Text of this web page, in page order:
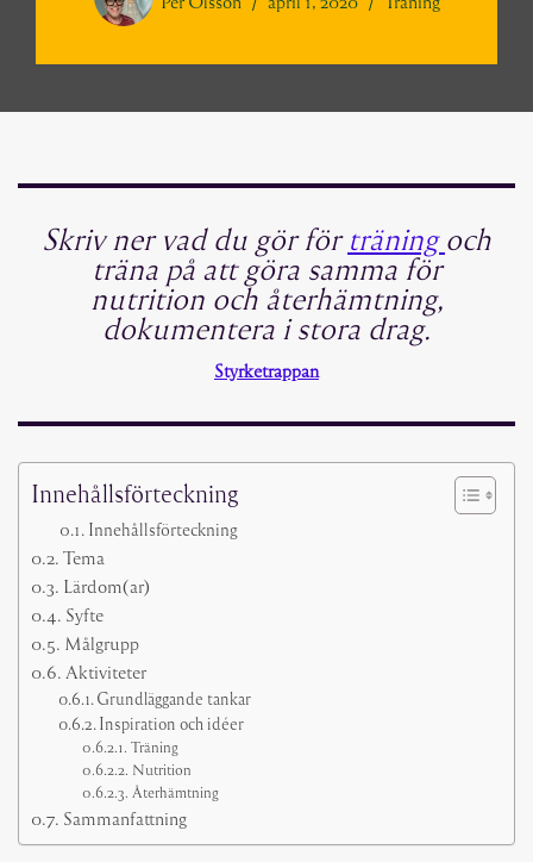
Skriv ner vad du gör förträningoch
träna på att göra samma för
nutrition och återhämtning,
dokumentera i stora drag.
Styrketrappan
Innehållsförteckning
Innehållsförteckning
Tema
Lärdom(ar)
Syfte
Målgrupp
Aktiviteter
Grundläggande tankar
Inspiration och idéer
Träning
Nutrition
Återhämtning
Sammanfattning